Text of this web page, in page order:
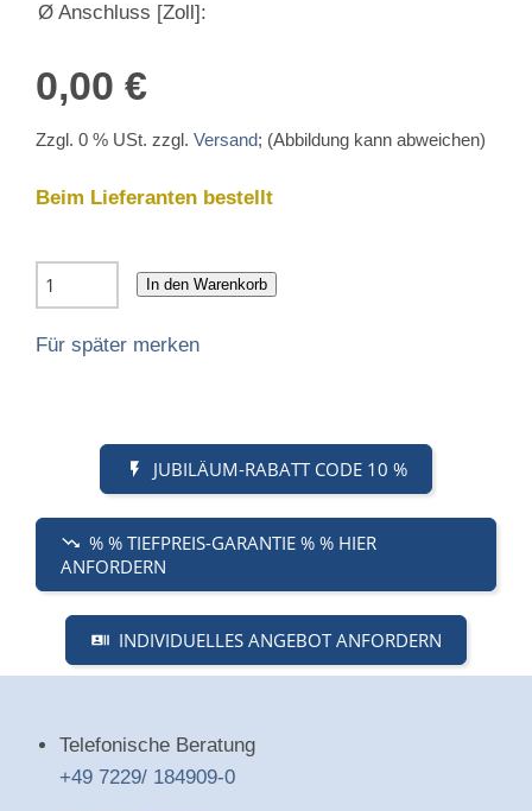
Ø Anschluss [Zoll]:
0,00 €
Zzgl. 0 % USt. zzgl. Versand; (Abbildung kann abweichen)
Beim Lieferanten bestellt
In den Warenkorb
Für später merken
JUBILÄUM-RABATT CODE 10 %
% % TIEFPREIS-GARANTIE % % HIER
ANFORDERN
INDIVIDUELLES ANGEBOT ANFORDERN
Telefonische Beratung
+49 7229/ 184909-0